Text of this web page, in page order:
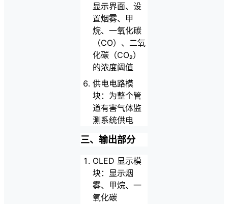
显示界面、设
置烟雾、甲
烷、一氧化碳
（CO）、二氧
化碳（CO₂）
的浓度阈值
供电电路模
块：为整个管
道有害气体监
测系统供电
三、输出部分
OLED 显示模
块：显示烟
雾、甲烷、一
氧化碳